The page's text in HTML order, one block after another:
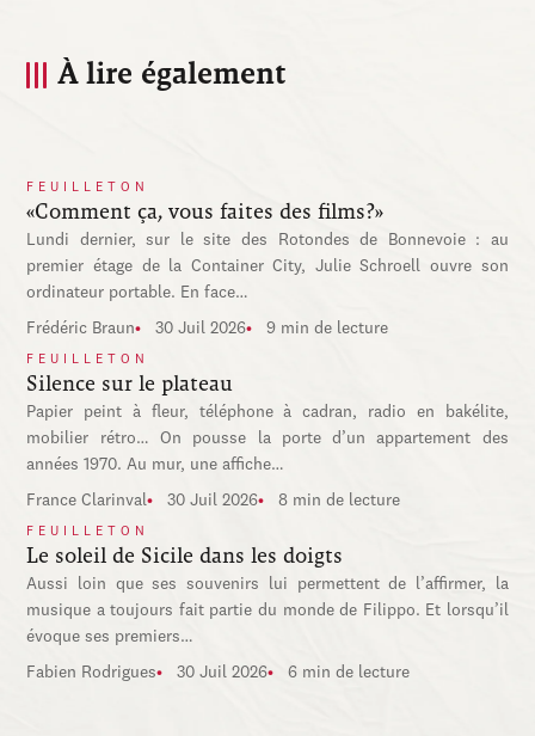
À lire également
FEUILLETON
«Comment ça, vous faites des films?»
Lundi dernier, sur le site des Rotondes de Bonnevoie : au
premier étage de la Container City, Julie Schroell ouvre son
ordinateur portable. En face…
Frédéric Braun 30 Juil 2026 9 min de lecture
FEUILLETON
Silence sur le plateau
Papier peint à fleur, téléphone à cadran, radio en bakélite,
mobilier rétro… On pousse la porte d’un appartement des
années 1970. Au mur, une affiche…
France Clarinval 30 Juil 2026 8 min de lecture
FEUILLETON
Le soleil de Sicile dans les doigts
Aussi loin que ses souvenirs lui permettent de l’affirmer, la
musique a toujours fait partie du monde de Filippo. Et lorsqu’il
évoque ses premiers…
Fabien Rodrigues 30 Juil 2026 6 min de lecture